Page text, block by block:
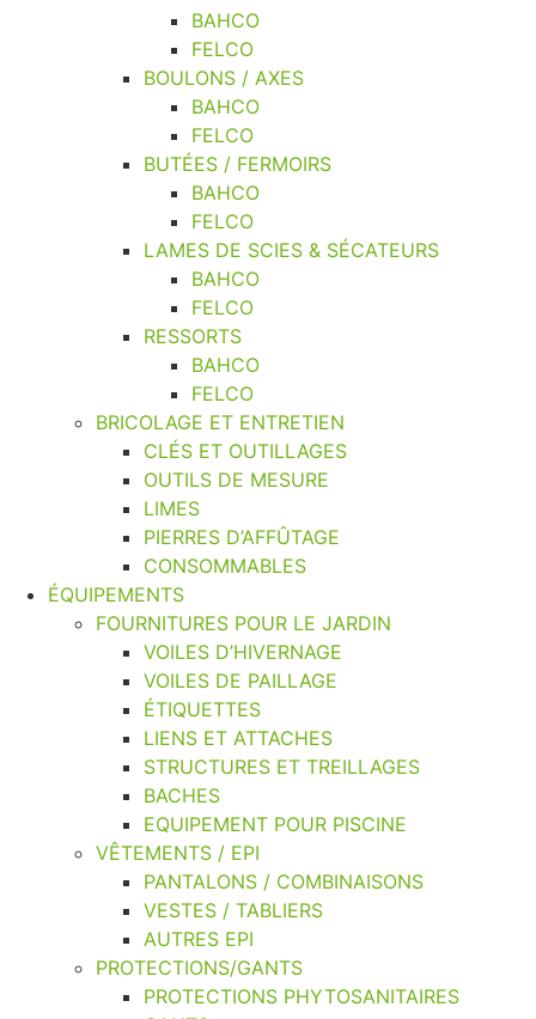
BAHCO
FELCO
BOULONS / AXES
BAHCO
FELCO
BUTÉES / FERMOIRS
BAHCO
FELCO
LAMES DE SCIES & SÉCATEURS
BAHCO
FELCO
RESSORTS
BAHCO
FELCO
BRICOLAGE ET ENTRETIEN
CLÉS ET OUTILLAGES
OUTILS DE MESURE
LIMES
PIERRES D’AFFÛTAGE
CONSOMMABLES
ÉQUIPEMENTS
FOURNITURES POUR LE JARDIN
VOILES D’HIVERNAGE
VOILES DE PAILLAGE
ÉTIQUETTES
LIENS ET ATTACHES
STRUCTURES ET TREILLAGES
BACHES
EQUIPEMENT POUR PISCINE
VÊTEMENTS / EPI
PANTALONS / COMBINAISONS
VESTES / TABLIERS
AUTRES EPI
PROTECTIONS/GANTS
PROTECTIONS PHYTOSANITAIRES